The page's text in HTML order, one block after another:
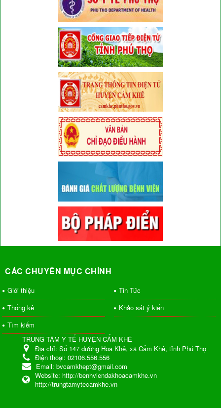
CÁC CHUYÊN MỤC CHÍNH
Giới thiệu
Tin Tức
Thống kê
Khảo sát ý kiến
Tìm kiếm
TRUNG TÂM Y TẾ HUYỆN CẨM KHÊ
Địa chỉ: Số 147 đường Hoa Khê, xã Cẩm Khê, tỉnh Phú Thọ
Điện thoại: 02106.556.556
Email: bvcamkhept@gmail.com
Website: http://benhviendakhoacamkhe.vn
http://trungtamytecamkhe.vn